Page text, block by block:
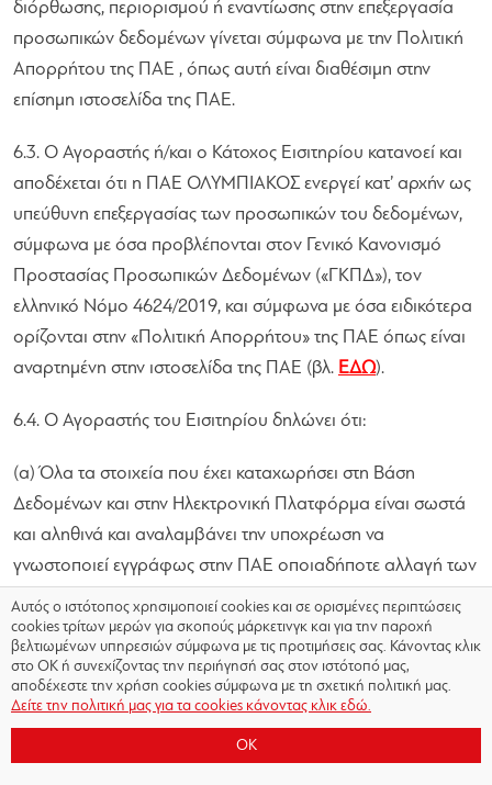
διόρθωσης, περιορισμού ή εναντίωσης στην επεξεργασία
προσωπικών δεδομένων γίνεται σύμφωνα με την Πολιτική
Απορρήτου της ΠΑΕ , όπως αυτή είναι διαθέσιμη στην
επίσημη ιστοσελίδα της ΠΑΕ.
6.3. Ο Αγοραστής ή/και ο Κάτοχος Εισιτηρίου κατανοεί και
αποδέχεται ότι η ΠΑΕ ΟΛΥΜΠΙΑΚΟΣ ενεργεί κατ’ αρχήν ως
υπεύθυνη επεξεργασίας των προσωπικών του δεδομένων,
σύμφωνα με όσα προβλέπονται στον Γενικό Κανονισμό
Προστασίας Προσωπικών Δεδομένων («ΓΚΠΔ»), τον
ελληνικό Νόμο 4624/2019, και σύμφωνα με όσα ειδικότερα
ορίζονται στην «Πολιτική Απορρήτου» της ΠΑΕ όπως είναι
αναρτημένη στην ιστοσελίδα της ΠΑΕ (βλ. ΕΔΩ).
6.4. Ο Αγοραστής του Εισιτηρίου δηλώνει ότι:
(α) Όλα τα στοιχεία που έχει καταχωρήσει στη Βάση
Δεδομένων και στην Ηλεκτρονική Πλατφόρμα είναι σωστά
και αληθινά και αναλαμβάνει την υποχρέωση να
γνωστοποιεί εγγράφως στην ΠΑΕ οποιαδήποτε αλλαγή των
στοιχείων του.
(β) Γνωρίζει ότι η ΠΑΕ ΟΛΥΜΠΙΑΚΟΣ συλλέγει, τηρεί και
επεξεργάζεται τα προσωπικά του δεδομένα όπως έχουν
καταχωρηθεί στη Βάση Δεδομένων και στην Ηλεκτρονική
Πλατφόρμα , σύμφωνα με τον Γενικό Κανονισμό
Αυτός ο ιστότοπος χρησιμοποιεί cookies και σε ορισμένες περιπτώσεις
cookies τρίτων μερών για σκοπούς μάρκετινγκ και για την παροχή
βελτιωμένων υπηρεσιών σύμφωνα με τις προτιμήσεις σας. Κάνοντας κλικ
στο OK ή συνεχίζοντας την περιήγησή σας στον ιστότοπό μας,
αποδέχεστε την χρήση cookies σύμφωνα με τη σχετική πολιτική μας.
Δείτε την πολιτική μας για τα cookies κάνοντας κλικ εδώ.
OK